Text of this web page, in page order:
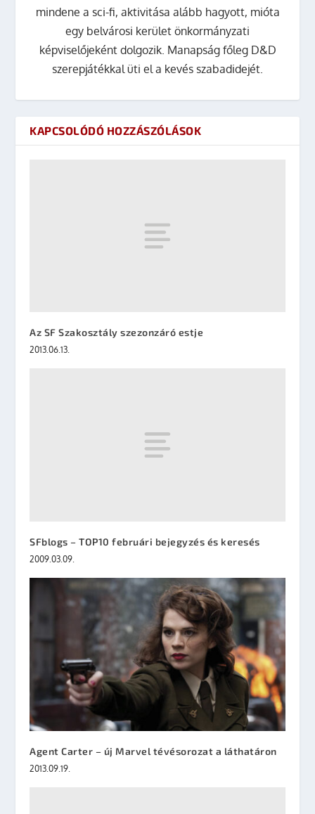
mindene a sci-fi, aktivitása alább hagyott, mióta
egy belvárosi kerület önkormányzati
képviselőjeként dolgozik. Manapság főleg D&D
szerepjátékkal üti el a kevés szabadidejét.
KAPCSOLÓDÓ HOZZÁSZÓLÁSOK
Az SF Szakosztály szezonzáró estje
2013.06.13.
SFblogs – TOP10 februári bejegyzés és keresés
2009.03.09.
Agent Carter – új Marvel tévésorozat a láthatáron
2013.09.19.